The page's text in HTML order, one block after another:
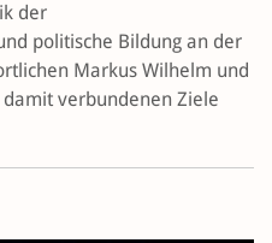
der
politische Bildung an der
Markus Wilhelm und
verbundenen Ziele